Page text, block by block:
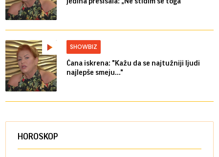
SHOWBIZ
Ćana iskrena: "Kažu da se najtužniji ljudi
najlepše smeju..."
HOROSKOP